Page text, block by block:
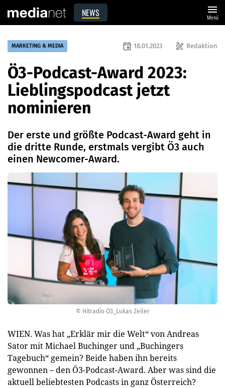
NEWS menu
Menü
© Hitradio Ö3_Lukas Zeiler
MARKETING & MEDIA draw Redaktion
event 18.01.2023
Ö3-Podcast-Award 2023:
Lieblingspodcast jetzt
nominieren
Der erste und größte Podcast-Award geht in
die dritte Runde, erstmals vergibt Ö3 auch
einen Newcomer-Award.
WIEN. Was hat „Erklär mir die Welt“ von Andreas
Sator mit Michael Buchinger und „Buchingers
Tagebuch“ gemein? Beide haben ihn bereits
gewonnen – den Ö3-Podcast-Award. Aber was sind die
aktuell beliebtesten Podcasts in ganz Österreich?